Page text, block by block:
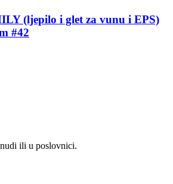
(ljepilo i glet za vunu i EPS)
#42
ili u poslovnici.